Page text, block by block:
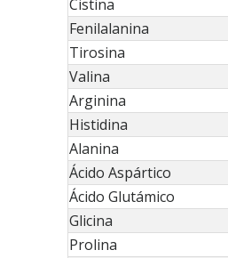
Cistina
Fenilalanina
Tirosina
Valina
Arginina
Histidina
Alanina
Ácido Aspártico
Ácido Glutámico
Glicina
Prolina